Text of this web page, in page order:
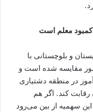
کمبود معلم است
و بلوچستانی با
مقایسه شده است و
در منطقه دشتیاری
رقابت کند. اگر هم
سهمیه از بین می‌رود